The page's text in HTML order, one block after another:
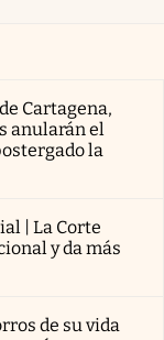
Cartagena,
anularán el
la
| La Corte
y da más
de su vida